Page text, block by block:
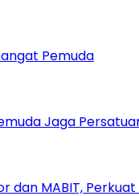
Pemuda
Jaga
dan MABIT,